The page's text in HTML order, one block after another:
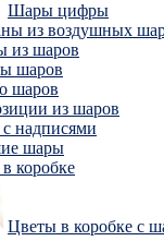
Шары цифры
из воздушных
из шаров
шаров
шаров
из шаров
надписями
шары
коробке
Цветы в коробке с